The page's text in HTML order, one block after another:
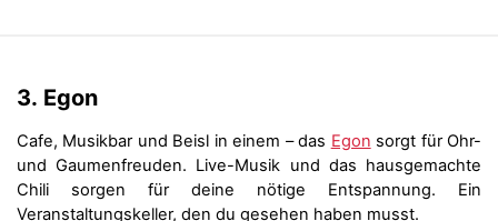
3. Egon
Cafe, Musikbar und Beisl in einem – das Egon sorgt für Ohr-
und Gaumenfreuden. Live-Musik und das hausgemachte
Chili sorgen für deine nötige Entspannung. Ein
Veranstaltungskeller, den du gesehen haben musst.